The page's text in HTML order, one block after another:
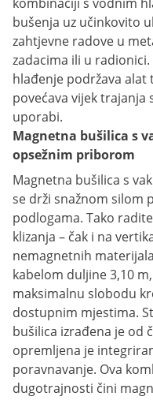
bušenja uz učinkovito
zahtjevne radove u
zadacima ili u
hlađenje podržava
povećava vijek trajanja
uporabi.
Magnetna bušilica s
opsežnim priborom
Magnetna bušilica s
se drži snažnom silom
podlogama. Tako
klizanja – čak i na
nemagnetnih
kabelom duljine 3,10
maksimalnu slobodu
dostupnim mjestima.
bušilica izrađena je od
opremljena je
poravnavanje. Ova
dugotrajnosti čini